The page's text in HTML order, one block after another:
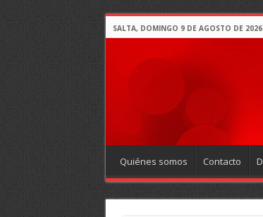
SALTA, DOMINGO 9 DE AGOSTO DE 2026
Quiénes somos Contacto